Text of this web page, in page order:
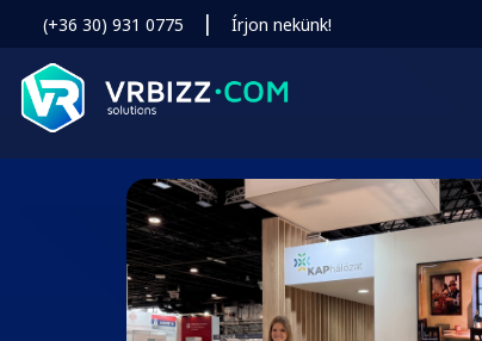
(+36 30) 931 0775 | Írjon nekünk!